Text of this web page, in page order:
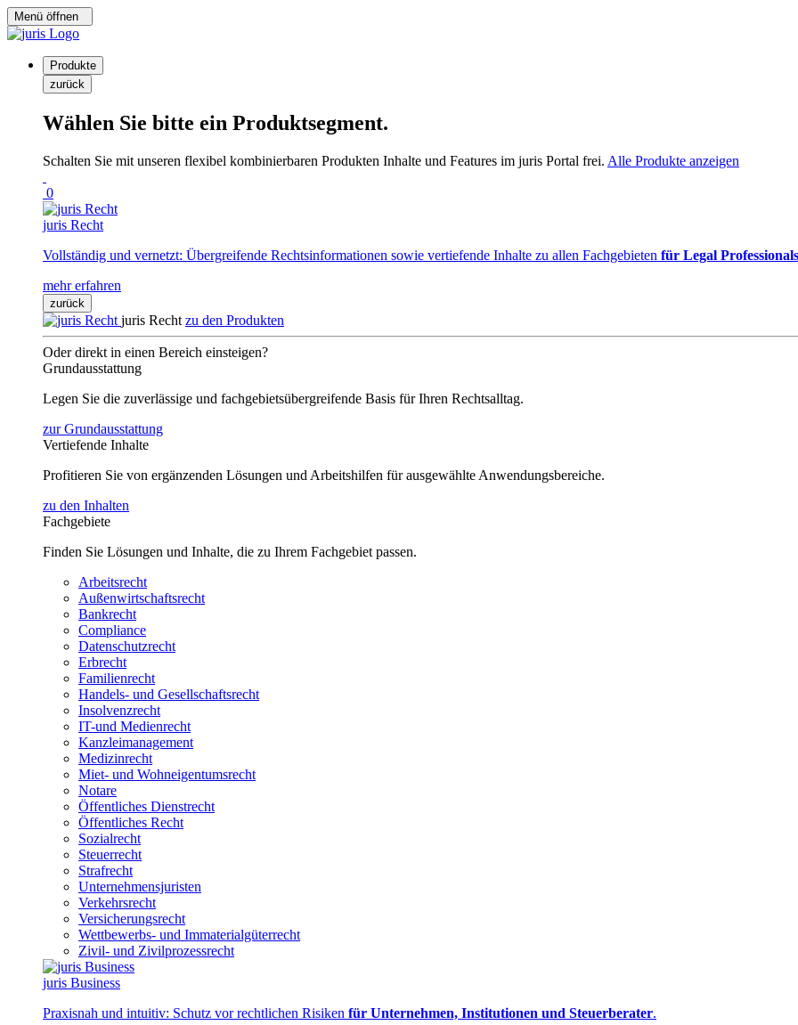
Menü öffnen
Produkte
zurück
Wählen Sie bitte ein Produktsegment.
Schalten Sie mit unseren flexibel kombinierbaren Produkten Inhalte und Features im juris Portal frei. Alle Produkte anzeigen
0
juris Recht
Vollständig und vernetzt: Übergreifende Rechtsinformationen sowie vertiefende Inhalte zu allen Fachgebieten für Legal Professionals
mehr erfahren
zurück
juris Recht zu den Produkten
Oder direkt in einen Bereich einsteigen?
Grundausstattung
Legen Sie die zuverlässige und fachgebietsübergreifende Basis für Ihren Rechtsalltag.
zur Grundausstattung
Vertiefende Inhalte
Profitieren Sie von ergänzenden Lösungen und Arbeitshilfen für ausgewählte Anwendungsbereiche.
zu den Inhalten
Fachgebiete
Finden Sie Lösungen und Inhalte, die zu Ihrem Fachgebiet passen.
Arbeitsrecht
Außenwirtschaftsrecht
Bankrecht
Compliance
Datenschutzrecht
Erbrecht
Familienrecht
Handels- und Gesellschaftsrecht
Insolvenzrecht
IT-und Medienrecht
Kanzleimanagement
Medizinrecht
Miet- und Wohneigentumsrecht
Notare
Öffentliches Dienstrecht
Öffentliches Recht
Sozialrecht
Steuerrecht
Strafrecht
Unternehmensjuristen
Verkehrsrecht
Versicherungsrecht
Wettbewerbs- und Immaterialgüterrecht
Zivil- und Zivilprozessrecht
juris Business
Praxisnah und intuitiv: Schutz vor rechtlichen Risiken für Unternehmen, Institutionen und Steuerberater.